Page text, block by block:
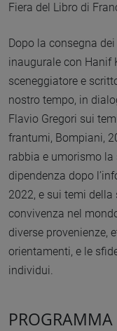
Fiera del Libro di
Dopo la consegna
inaugurale con Hanif
sceneggiatore e
nostro tempo, in
Flavio Gregori sui
frantumi, Bompiani,
rabbia e umorismo
dipendenza dopo
2022, e sui temi
convivenza nel
diverse provenienze,
orientamenti, e le
individui.
PROGRAMMA